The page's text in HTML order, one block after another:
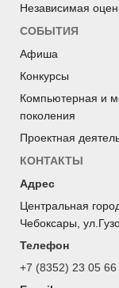
Независимая
СОБЫТИЯ
Афиша
Конкурсы
Компьютерная и
поколения
Проектная
КОНТАКТЫ
Адрес
Центральная
Чебоксары,
Телефон
+7 (8352) 23 05 66